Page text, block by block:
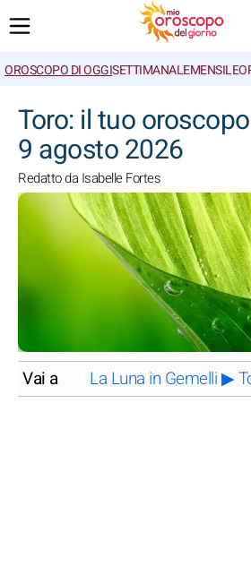
OROSCOPO DI OGGISETTIMANALEMENSILE
Toro: il tuo
9 agosto 2026
Redatto da Isabelle Fortes
Vai a La Luna in Gemelli ▶